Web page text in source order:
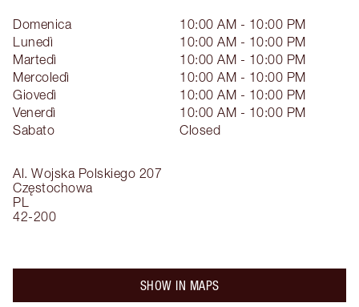
Al. Wojska Polskiego 207
Częstochowa
PL
42-200
Domenica
10:00 AM - 10:00 PM
Lunedì
10:00 AM - 10:00 PM
Martedì
10:00 AM - 10:00 PM
Mercoledì
10:00 AM - 10:00 PM
Giovedì
10:00 AM - 10:00 PM
Venerdì
10:00 AM - 10:00 PM
Sabato
Closed
SHOW IN MAPS